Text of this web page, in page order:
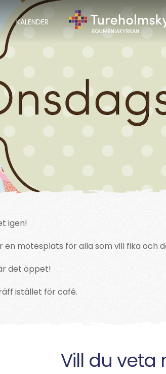
KALENDER
igen!
mötesplats för alla som vill fika och
det öppet!
istället för café.
Vill du veta